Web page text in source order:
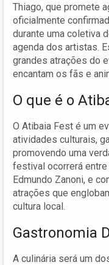
Thiago, que promete
oficialmente
durante uma coletiva
agenda dos artistas.
grandes atrações do
encantam os fãs e
O que é o
O Atibaia Fest é um
atividades culturais,
promovendo uma
festival ocorrerá
Edmundo Zanoni, e
atrações que
cultura local.
Gastronomia
A culinária será um